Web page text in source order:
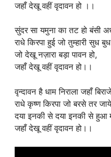
जहाँ देखू वहीं वृदावन हो ।।
सुंदर सा यमुना का तट हो बंसी
राधे किरपा हुई जो तुम्हारी सुध
जो देखू नज़ारा बड़ा पावन हो,
जहाँ देखू वहीं वृदावन हो।।
वृन्दावन है धाम निराला जहाँ
राधे कृष्ण किरपा जो बरसे तर
दया इनकी से दया इनकी से हुआ
जहाँ देखू वहीं वृदावन हो।।